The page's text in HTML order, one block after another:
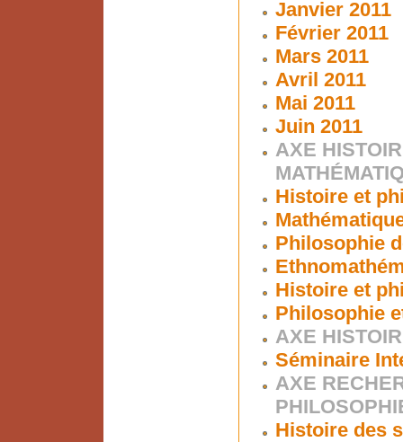
Janvier 2011
Février 2011
Mars 2011
Avril 2011
Mai 2011
Juin 2011
AXE
Histoire et
Philosophie
Histoire et
Philosophie
AXE
Séminaire
AXE
Histoire des